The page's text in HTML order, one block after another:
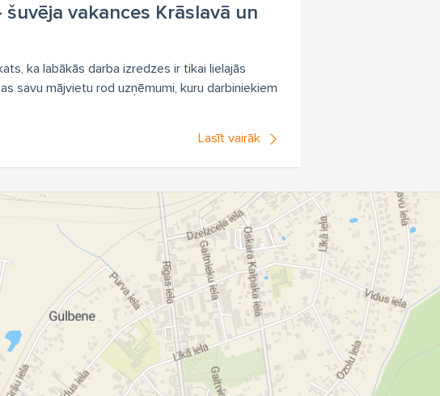
vakances Krāslavā un
ka labākās darba izredzes ir tikai lielajās
savu mājvietu rod uzņēmumi, kuru darbiniekiem
Lasīt vairāk